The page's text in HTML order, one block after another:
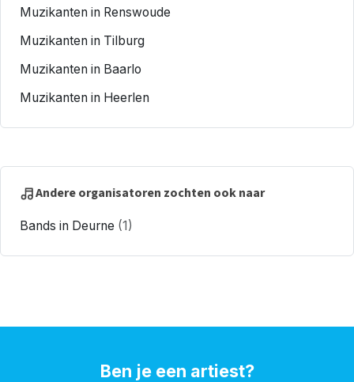
Muzikanten in Renswoude
Muzikanten in Tilburg
Muzikanten in Baarlo
Muzikanten in Heerlen
Andere organisatoren zochten ook naar
Bands in Deurne (1)
Ben je een artiest?